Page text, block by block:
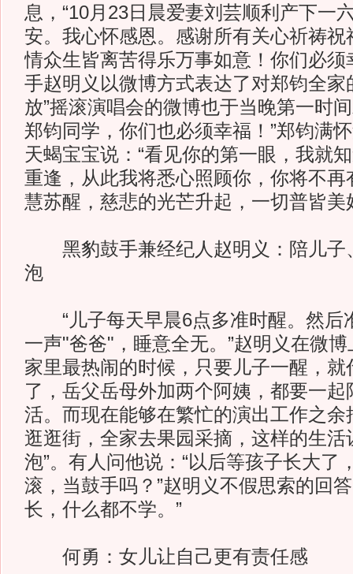
息，“10月23日晨爱妻刘芸顺利产下一
安。我心怀感恩。感谢所有关心祈祷祝
情众生皆离苦得乐万事如意！你们必须
手赵明义以微博方式表达了对郑钧全家
放”摇滚演唱会的微博也于当晚第一时
郑钧同学，你们也必须幸福！”郑钧满
天蝎宝宝说：“看见你的第一眼，我就
重逢，从此我将悉心照顾你，你将不再
慧苏醒，慈悲的光芒升起，一切普皆美
黑豹鼓手兼经纪人赵明义：陪儿子
泡
“儿子每天早晨6点多准时醒。然后
一声"爸爸"，睡意全无。”赵明义在微
家里最热闹的时候，只要儿子一醒，就
了，岳父岳母外加两个阿姨，都要一起
活。而现在能够在繁忙的演出工作之余
逛逛街，全家去果园采摘，这样的生活
泡”。有人问他说：“以后等孩子长大了
滚，当鼓手吗？”赵明义不假思索的回
长，什么都不学。”
何勇：女儿让自己更有责任感